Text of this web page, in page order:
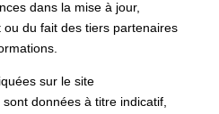
dans la mise à jour,
ou du fait des tiers partenaires
sur le site
sont données à titre indicatif,